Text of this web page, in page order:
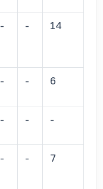
- - 14
- - 6
- - -
- - 7